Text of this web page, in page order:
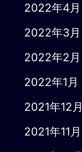
2022年4月
2022年3月
2022年2月
2022年1月
2021年12月
2021年11月